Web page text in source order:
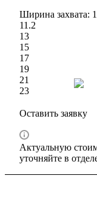
Ширина захвата:
11.2
13
15
17
19
21
23
Оставить заявку
Актуальную
уточняйте в